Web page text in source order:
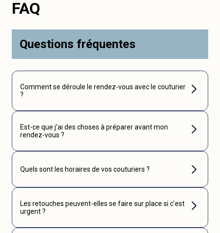
FAQ
Questions fréquentes
Comment se déroule le rendez-vous avec le couturier
?
Est-ce que j’ai des choses à préparer avant mon
rendez-vous ?
Quels sont les horaires de vos couturiers ?
Les retouches peuvent-elles se faire sur place si c’est
urgent ?